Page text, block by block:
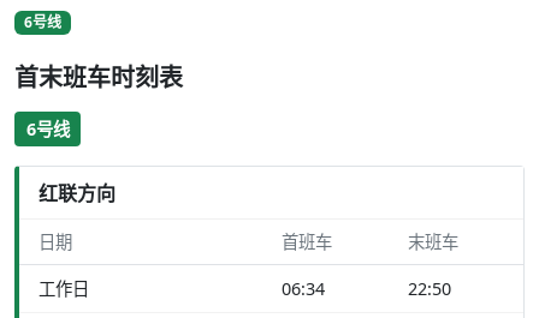
6号线
首末班车时刻表
6号线
红联方向
日期 首班车 末班车
工作日 06:34 22:50